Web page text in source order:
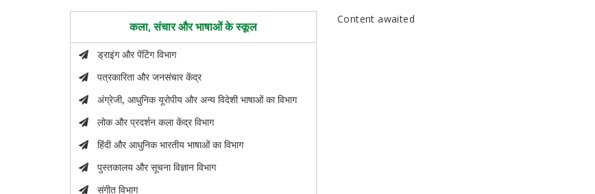
कला, संचार और भाषाओं के स्कूल
ड्राइंग और पेंटिंग विभाग
पत्रकारिता और जनसंचार केंद्र
अंग्रेजी, आधुनिक यूरोपीय और अन्य विदेशी भाषाओं का विभाग
लोक और प्रदर्शन कला केंद्र विभाग
हिंदी और आधुनिक भारतीय भाषाओं का विभाग
पुस्तकालय और सूचना विज्ञान विभाग
संगीत विभाग
Content awaited